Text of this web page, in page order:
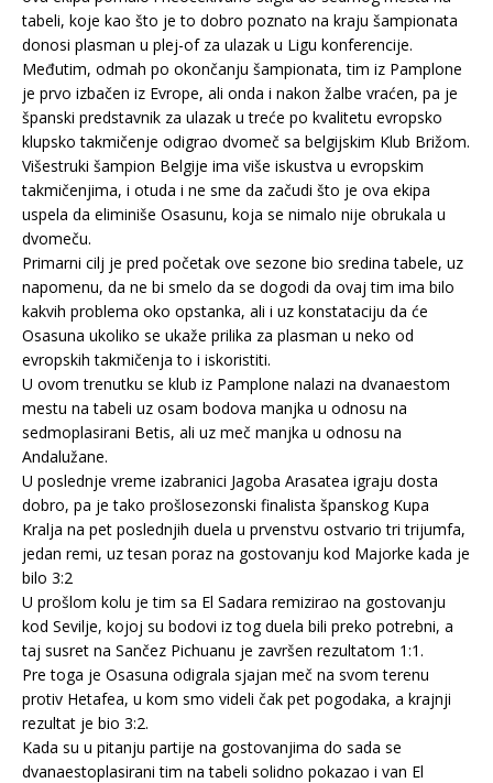
tabeli, koje kao što je to dobro poznato na kraju šampionata
donosi plasman u plej-of za ulazak u Ligu konferencije.
Međutim, odmah po okončanju šampionata, tim iz Pamplone
je prvo izbačen iz Evrope, ali onda i nakon žalbe vraćen, pa je
španski predstavnik za ulazak u treće po kvalitetu evropsko
klupsko takmičenje odigrao dvomeč sa belgijskim Klub Brižom.
Višestruki šampion Belgije ima više iskustva u evropskim
takmičenjima, i otuda i ne sme da začudi što je ova ekipa
uspela da eliminiše Osasunu, koja se nimalo nije obrukala u
dvomeču.
Primarni cilj je pred početak ove sezone bio sredina tabele, uz
napomenu, da ne bi smelo da se dogodi da ovaj tim ima bilo
kakvih problema oko opstanka, ali i uz konstataciju da će
Osasuna ukoliko se ukaže prilika za plasman u neko od
evropskih takmičenja to i iskoristiti.
U ovom trenutku se klub iz Pamplone nalazi na dvanaestom
mestu na tabeli uz osam bodova manjka u odnosu na
sedmoplasirani Betis, ali uz meč manjka u odnosu na
Andalužane.
U poslednje vreme izabranici Jagoba Arasatea igraju dosta
dobro, pa je tako prošlosezonski finalista španskog Kupa
Kralja na pet poslednjih duela u prvenstvu ostvario tri trijumfa,
jedan remi, uz tesan poraz na gostovanju kod Majorke kada je
bilo 3:2
U prošlom kolu je tim sa El Sadara remizirao na gostovanju
kod Sevilje, kojoj su bodovi iz tog duela bili preko potrebni, a
taj susret na Sančez Pichuanu je završen rezultatom 1:1.
Pre toga je Osasuna odigrala sjajan meč na svom terenu
protiv Hetafea, u kom smo videli čak pet pogodaka, a krajnji
rezultat je bio 3:2.
Kada su u pitanju partije na gostovanjima do sada se
dvanaestoplasirani tim na tabeli solidno pokazao i van El